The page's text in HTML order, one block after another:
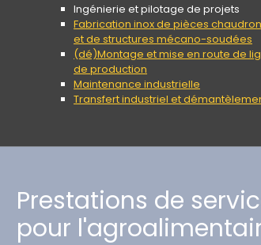
Ingénierie et pilotage de projets
Fabrication inox de pièces
et de structures mécano-soudées
(dé)Montage et mise en route de
de production
Maintenance industrielle
Transfert industriel et
Prestations de
pour